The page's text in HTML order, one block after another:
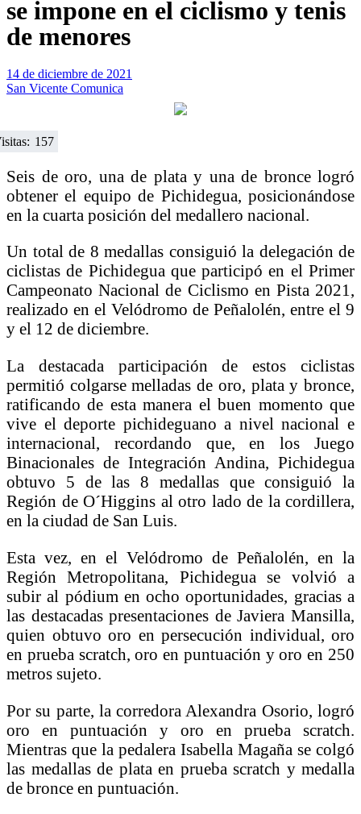
se impone en el ciclismo y tenis
de menores
14 de diciembre de 2021
San Vicente Comunica
157
Seis de oro, una de plata y una de bronce logró
obtener el equipo de Pichidegua, posicionándose
en la cuarta posición del medallero nacional.
Un total de 8 medallas consiguió la delegación de
ciclistas de Pichidegua que participó en el Primer
Campeonato Nacional de Ciclismo en Pista 2021,
realizado en el Velódromo de Peñalolén, entre el 9
y el 12 de diciembre.
La destacada participación de estos ciclistas
permitió colgarse melladas de oro, plata y bronce,
ratificando de esta manera el buen momento que
vive el deporte pichideguano a nivel nacional e
internacional, recordando que, en los Juego
Binacionales de Integración Andina, Pichidegua
obtuvo 5 de las 8 medallas que consiguió la
Región de O´Higgins al otro lado de la cordillera,
en la ciudad de San Luis.
Esta vez, en el Velódromo de Peñalolén, en la
Región Metropolitana, Pichidegua se volvió a
subir al pódium en ocho oportunidades, gracias a
las destacadas presentaciones de Javiera Mansilla,
quien obtuvo oro en persecución individual, oro
en prueba scratch, oro en puntuación y oro en 250
metros sujeto.
Por su parte, la corredora Alexandra Osorio, logró
oro en puntuación y oro en prueba scratch.
Mientras que la pedalera Isabella Magaña se colgó
las medallas de plata en prueba scratch y medalla
de bronce en puntuación.